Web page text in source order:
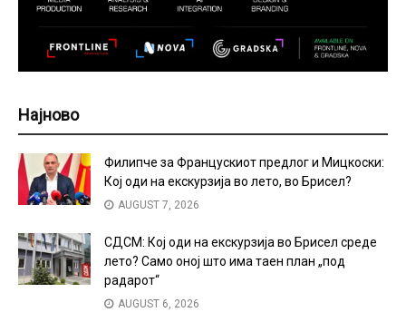
Најново
Филипче за Францускиот предлог и Мицкоски:
Кој оди на екскурзија во лето, во Брисел?
AUGUST 7, 2026
СДСМ: Кој оди на екскурзија во Брисел среде
лето? Само оној што има таен план „под
радарот“
AUGUST 6, 2026